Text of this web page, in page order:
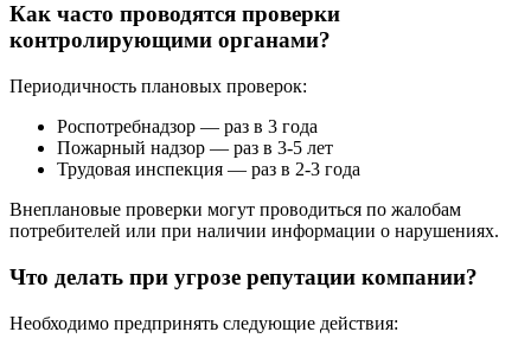
Как часто проводятся проверки
контролирующими органами?
Периодичность плановых проверок:
Роспотребнадзор — раз в 3 года
Пожарный надзор — раз в 3-5 лет
Трудовая инспекция — раз в 2-3 года
Внеплановые проверки могут проводиться по жалобам
потребителей или при наличии информации о нарушениях.
Что делать при угрозе репутации компании?
Необходимо предпринять следующие действия: